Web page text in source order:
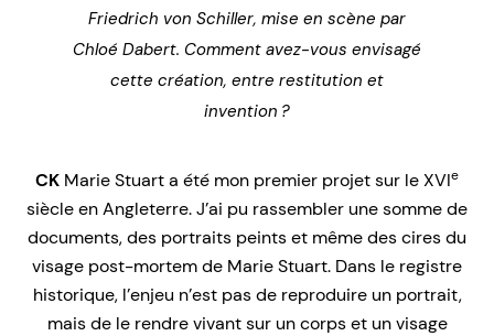
Friedrich von Schiller, mise en scène par
Chloé Dabert. Comment avez-vous envisagé
cette création, entre restitution et
invention ?
CK Marie Stuarta été mon premier projet sur le XVIe
siècle en Angleterre. J’ai pu rassembler une somme de
documents, des portraits peints et même des cires du
visage post-mortemde Marie Stuart. Dans le registre
historique, l’enjeu n’est pas de reproduire un portrait,
mais de le rendre vivant sur un corps et un visage